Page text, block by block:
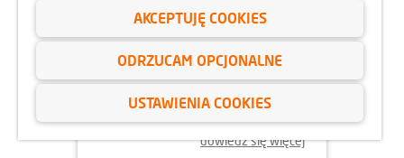
02.06.2025
ODYSEJA UMYSŁU 2025
dowiedz się więcej
AKCEPTUJĘ COOKIES
ODRZUCAM OPCJONALNE
USTAWIENIA COOKIES